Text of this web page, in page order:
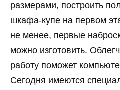
размерами, построить
шкафа-купе на первом
не менее, первые
можно изготовить.
работу поможет
Сегодня имеются